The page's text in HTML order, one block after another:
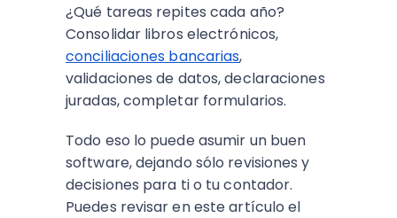
¿Qué tareas repites cada año?
Consolidar libros electrónicos,
conciliaciones bancarias,
validaciones de datos, declaraciones
juradas, completar formularios.
Todo eso lo puede asumir un buen
software, dejando sólo revisiones y
decisiones para ti o tu contador.
Puedes revisar en este artículo el